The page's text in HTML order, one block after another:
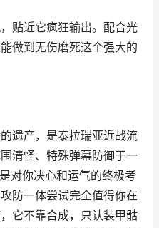
贴近它疯狂输出。配合光
做到无伤磨死这个强大的
遗产，是泰拉瑞亚近战流
清怪、特殊弹幕防御于一
对你决心和运气的终极考
防一体尝试完全值得你在
它不靠合成，只认装甲骷